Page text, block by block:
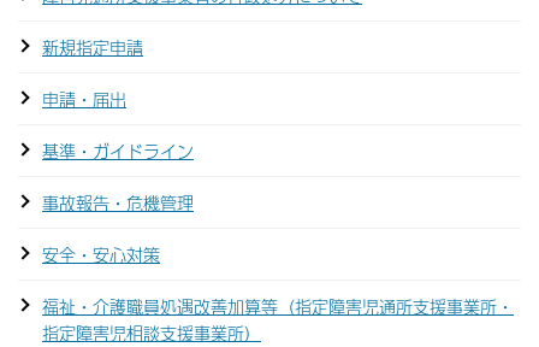
新規指定申請
申請・届出
基準・ガイドライン
事故報告・危機管理
安全・安心対策
福祉・介護職員処遇改善加算等（指定障害児通所支援事業所・
指定障害児相談支援事業所）